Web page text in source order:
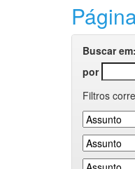
Buscar em:
por
Filtros